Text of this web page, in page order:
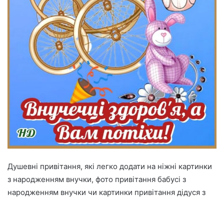
Душевні привітання, які легко додати на ніжні картинки
з народженням внучки, фото привітання бабусі з
народженням внучки чи картинки привітання дідуся з